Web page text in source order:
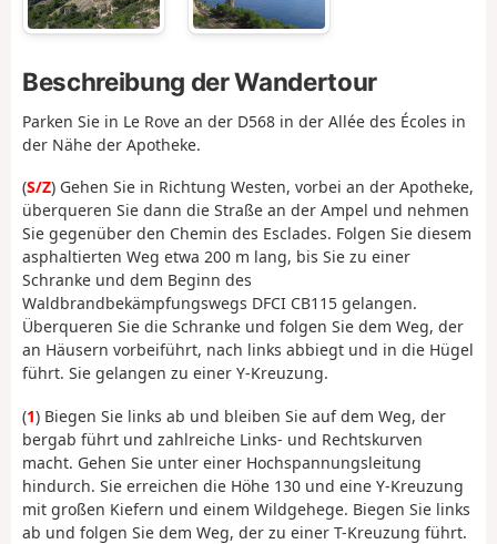
Beschreibung der Wandertour
Parken Sie in Le Rove an der D568 in der Allée des Écoles in
der Nähe der Apotheke.
(S/Z) Gehen Sie in Richtung Westen, vorbei an der Apotheke,
überqueren Sie dann die Straße an der Ampel und nehmen
Sie gegenüber den Chemin des Esclades. Folgen Sie diesem
asphaltierten Weg etwa 200 m lang, bis Sie zu einer
Schranke und dem Beginn des
Waldbrandbekämpfungswegs DFCI CB115 gelangen.
Überqueren Sie die Schranke und folgen Sie dem Weg, der
an Häusern vorbeiführt, nach links abbiegt und in die Hügel
führt. Sie gelangen zu einer Y-Kreuzung.
(1) Biegen Sie links ab und bleiben Sie auf dem Weg, der
bergab führt und zahlreiche Links- und Rechtskurven
macht. Gehen Sie unter einer Hochspannungsleitung
hindurch. Sie erreichen die Höhe 130 und eine Y-Kreuzung
mit großen Kiefern und einem Wildgehege. Biegen Sie links
ab und folgen Sie dem Weg, der zu einer T-Kreuzung führt.